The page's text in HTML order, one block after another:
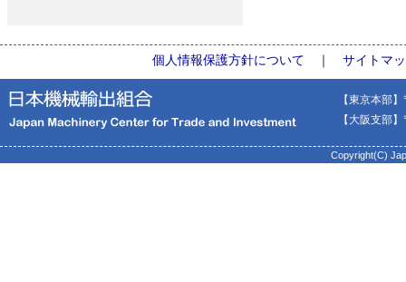
個人情報保護方針について ｜ サイトマ
【東京本部
【大阪支部
Copyright(C)